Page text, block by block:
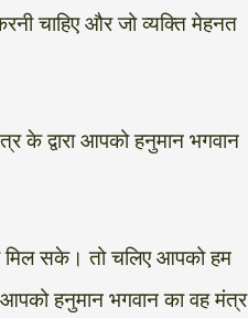
चाहिए और जो व्यक्ति मेहनत
के द्वारा आपको हनुमान भगवान
मिल सके। तो चलिए आपको हम
हनुमान भगवान का वह मंत्र